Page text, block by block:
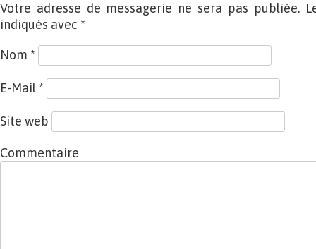
Votre adresse de messagerie ne sera pas publiée.
indiqués avec *
Nom *
E-Mail *
Site web
Commentaire